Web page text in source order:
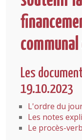
communal
Les
19.10.2023
L'ordre du
Les notes
Le procès-